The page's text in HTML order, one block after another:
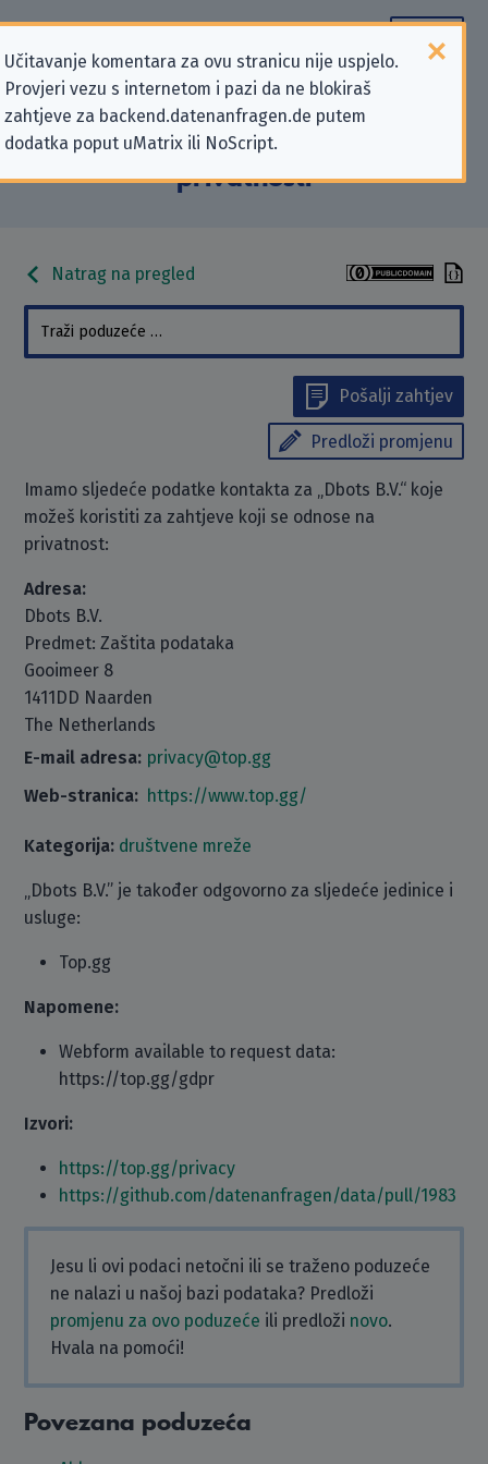
Učitavanje komentara za ovu stranicu nije uspjelo.
Provjeri vezu s internetom i pazi da ne blokiraš
zahtjeve za backend.datenanfragen.de putem
dodatka poput uMatrix ili NoScript.
Podaci kontakta „Dbots B.V.” koji se
odnose na zahtjeve za zaštitu
privatnosti
Natrag na pregled
Pošalji zahtjev
Predloži promjenu
Imamo sljedeće podatke kontakta za „Dbots B.V.“ koje
možeš koristiti za zahtjeve koji se odnose na
privatnost:
Adresa:
Dbots B.V.
Predmet: Zaštita podataka
Gooimeer 8
1411DD Naarden
The Netherlands
E-mail adresa: privacy@top.gg
Web-stranica: https://www.top.gg/
Kategorija: društvene mreže
„Dbots B.V.” je također odgovorno za sljedeće jedinice i
usluge:
Top.gg
Napomene:
Webform available to request data:
https://top.gg/gdpr
Izvori:
https://top.gg/privacy
https://github.com/datenanfragen/data/pull/1983
Jesu li ovi podaci netočni ili se traženo poduzeće
ne nalazi u našoj bazi podataka? Predloži
promjenu za ovo poduzeće ili predloži novo.
Hvala na pomoći!
Povezana poduzeća